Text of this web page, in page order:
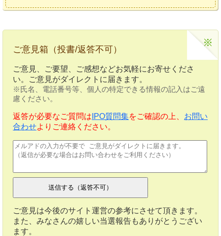
ご意見箱（投書/返答不可）
ご意見、ご要望、ご感想などお気軽にお寄せくださ
い。ご意見がダイレクトに届きます。
※氏名、電話番号等、個人の特定できる情報の記入はご遠
慮ください。
返答が必要なご質問は IPO質問集をご確認の上、 お問い
合わせよりご連絡ください。
ご意見は今後のサイト運営の参考にさせて頂きます。
また、みなさんの嬉しい当選報告もありがとうござい
ます。